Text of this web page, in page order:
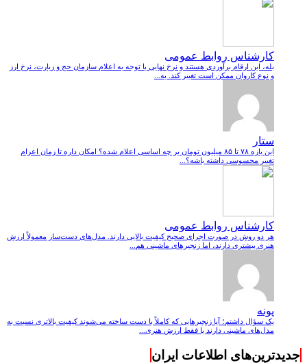
کارشناس روابط عمومی
بله، این ارقام برآوردی هستند و نرخ نهایی با توجه به اعلام سازمان حج و زیارت، نرخ ارز
و نوع کاروان ممکن است تغییر کند. به...
ستار
این بازه ۷۸ تا ۸۵ میلیون تومان بر چه اساسی اعلام شده؟ امکان داره تا زمان اعزام
تغییر محسوسی داشته باشه؟...
کارشناس روابط عمومی
هر دو روش در صورت اجرای صحیح کیفیت بالایی دارند. مدل‌های دست‌ساز معمولاً ارزش
هنری بیشتری دارند، اما زنجیرهای ماشینی هم...
پونه
یک سؤال داشتم؛ آیا زنجیرهایی که کاملاً با دست ساخته می‌شوند کیفیت بالاتری نسبت به
مدل‌های ماشینی دارند یا فقط ارزش هنری...
جدیدترین‌های اطلاعات ایران